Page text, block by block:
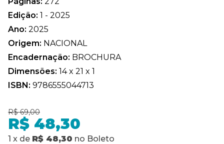
Edição: 1 - 2025
Ano: 2025
Origem: NACIONAL
Encadernação: BROCHURA
Dimensões: 14 x 21 x 1
ISBN: 9786555044713
R$ 69,00
R$ 48,30
1 x de R$ 48,30 no Boleto